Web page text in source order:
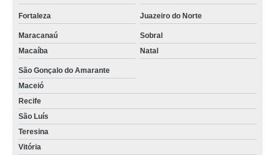
Fortaleza Juazeiro do Norte
Maracanaú
Sobral
Macaíba
Natal
São Gonçalo do Amarante
Maceió
Recife
São Luís
Teresina
Vitória